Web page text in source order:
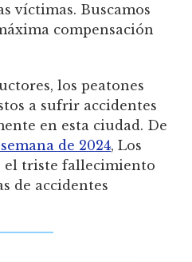
víctimas. Buscamos
compensación
los peatones
a sufrir accidentes
en esta ciudad. De
de 2024, Los
el triste fallecimiento
de accidentes